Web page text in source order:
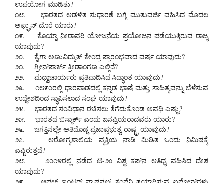
ಉಪಯೋಗ ಮಾಡಿತು?
೧೮. ಭಾರತದ ಆಡಳಿತ ಸುಧಾರಣೆ ಬಗ್ಗೆ ಮುತುವರ್ಜಿ ವಹಿಸಿದ ಮೊದಲ
ಅಫ್ಘಾನ್ ದೊರೆ ಯಾರು?
೧೯. ಕೊಯ್ನಾ ನೀರಾವರಿ ಯೋಜನೆಯ ಪ್ರಯೋಜನ ಪಡೆಯುತ್ತಿರುವ ರಾಜ್ಯ
ಯಾವುದು?
೨೦. ಕೈಗಾ ಅಣುವಿದ್ಯುತ್ ಕೇಂದ್ರ ಪ್ರಾರಂಭವಾದ ವರ್ಷ ಯಾವುದು?
೨೧. ಗ್ರೀನ್‌ಪಾರ್ಕ್ ಕ್ರೀಡಾಂಗಣ ಎಲ್ಲಿದೆ?
೨೨. ಮಧ್ವಾಚಾರ್ಯರು ಪ್ರತಿಪಾದಿಸಿದ ಸಿದ್ಧಾಂತ ಯಾವುದು?
೨೩. ೧೮೯೦ರಲ್ಲಿ ಧಾರವಾಡದಲ್ಲಿ ಕನ್ನಡ ಭಾಷೆ ಮತ್ತು ಸಾಹಿತ್ಯವನ್ನು ಬೆಳೆಸುವ
ಉದ್ದೇಶದಿಂದ ಸ್ಥಾಪಿಸಲಾದ ಸಂಘ ಯಾವುದು?
೨೪. ಭಾರತದ ಸಂವಿಧಾನ ರಚಿಸಲು ತೆಗೆದುಕೊಂಡ ಅವಧಿ ಎಷ್ಟು?
೨೫. ಭಾರತದ ಬಿಸ್ಮಾರ್ಕ್ ಎಂದು ಜನಪ್ರಿಯರಾದವರು ಯಾರು?
೨೬. ಜಗತ್ತಿನಲ್ಲೇ ಅತಿದೊಡ್ಡ ಪ್ರಜಾಪ್ರಭುತ್ವ ರಾಷ್ಟ್ರ ಯಾವುದು?
೨೭. ಆರೋಗ್ಯಶಾಲಿಯ ವ್ಯಕ್ತಿಯ ನಾಡಿ ಮಿಡಿತ ಒಂದು ನಿಮಿಷಕ್ಕೆ
ಎಷ್ಟಿರುತ್ತದೆ?
೨೮. ೨೦೧೪ರಲ್ಲಿ ನಡೆದ ಟಿ-೨೦ ವಿಶ್ವ ಕಪ್‌ನ ಆತಿಥ್ಯ ವಹಿಸಿದ ದೇಶ
ಯಾವುದು?
೨೯. ಆಪಲ್ ಇಂಟರ್ ನ್ಯಾಷನಲ್ ಕಂಪೆನಿ ತಯಾರಿಸುವ ಐಫೋನ್‌ಗಳು